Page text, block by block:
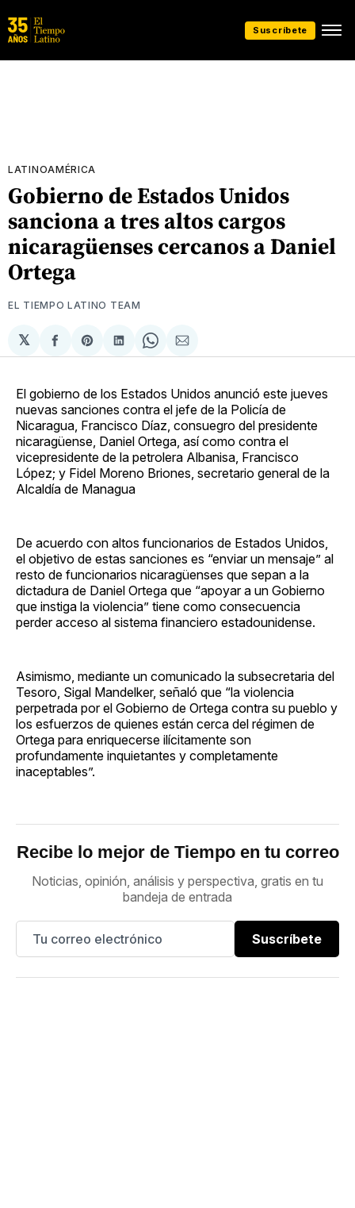
Suscríbete
LATINOAMÉRICA
Gobierno de Estados Unidos
sanciona a tres altos cargos
nicaragüenses cercanos a Daniel
Ortega
EL TIEMPO LATINO TEAM
𝕏
Compartir
en
Share
on
Compartir
en
Share
on
Compartir
via
El gobierno de los Estados Unidos anunció este jueves
nuevas sanciones contra el jefe de la Policía de
Nicaragua, Francisco Díaz, consuegro del presidente
nicaragüense, Daniel Ortega, así como contra el
vicepresidente de la petrolera Albanisa, Francisco
López; y Fidel Moreno Briones, secretario general de la
Alcaldía de Managua
De acuerdo con altos funcionarios de Estados Unidos,
el objetivo de estas sanciones es “enviar un mensaje” al
resto de funcionarios nicaragüenses que sepan a la
dictadura de Daniel Ortega que “apoyar a un Gobierno
que instiga la violencia” tiene como consecuencia
perder acceso al sistema financiero estadounidense.
Asimismo, mediante un comunicado la subsecretaria del
Tesoro, Sigal Mandelker, señaló que “la violencia
perpetrada por el Gobierno de Ortega contra su pueblo y
los esfuerzos de quienes están cerca del régimen de
Ortega para enriquecerse ilícitamente son
profundamente inquietantes y completamente
inaceptables”.
Recibe lo mejor de Tiempo en tu correo
Noticias, opinión, análisis y perspectiva, gratis en tu
bandeja de entrada
Suscríbete